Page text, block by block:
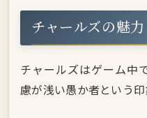
チャールズの魅力
チャールズはゲーム中
慮が浅い愚か者という印